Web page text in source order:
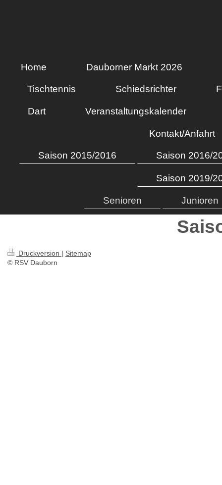
Home Dauborner Markt 2026
Tischtennis Schiedsrichter
Dart Veranstaltungskalender
Kontakt/Anfahrt
Saison 2015/2016 Saison 2016/
Saison 2019/
Senioren Junioren
Druckversion | Sitemap
© RSV Dauborn